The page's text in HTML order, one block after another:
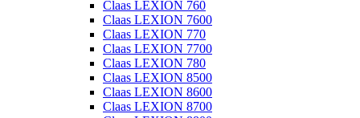
Claas LEXION 760
Claas LEXION 7600
Claas LEXION 770
Claas LEXION 7700
Claas LEXION 780
Claas LEXION 8500
Claas LEXION 8600
Claas LEXION 8700